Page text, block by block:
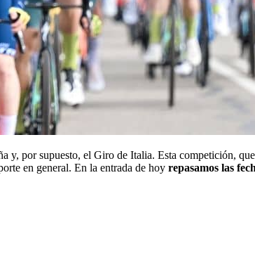
y, por supuesto, el Giro de Italia. Esta competición,
en general. En la entrada de hoy repasamos las